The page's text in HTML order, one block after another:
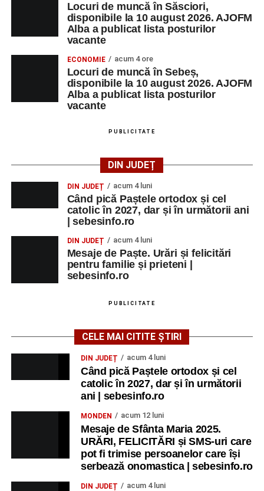
Locuri de muncă în Săsciori,
disponibile la 10 august 2026. AJOFM
Alba a publicat lista posturilor
vacante
ECONOMIE acum 4 ore
Locuri de muncă în Sebeș,
disponibile la 10 august 2026. AJOFM
Alba a publicat lista posturilor
vacante
PUBLICITATE
DIN JUDEȚ
DIN JUDEȚ acum 4 luni
Când pică Paștele ortodox și cel
catolic în 2027, dar și în următorii ani
| sebesinfo.ro
DIN JUDEȚ acum 4 luni
Mesaje de Paște. Urări și felicitări
pentru familie și prieteni |
sebesinfo.ro
PUBLICITATE
CELE MAI CITITE ȘTIRI
DIN JUDEȚ acum 4 luni
Când pică Paștele ortodox și cel
catolic în 2027, dar și în următorii
ani | sebesinfo.ro
MONDEN acum 12 luni
Mesaje de Sfânta Maria 2025.
URĂRI, FELICITĂRI și SMS-uri care
pot fi trimise persoanelor care își
serbează onomastica | sebesinfo.ro
DIN JUDEȚ acum 4 luni